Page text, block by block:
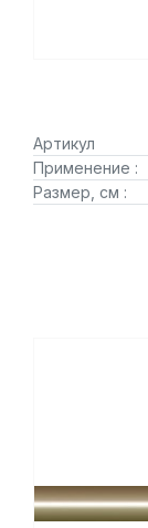
Артикул
Применение :
Размер, см :